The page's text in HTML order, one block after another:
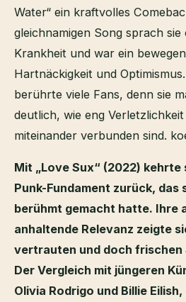
Water“ ein kraftvolles
gleichnamigen Song sprach
Krankheit und war ein
Hartnäckigkeit und
berührte viele Fans, denn sie
deutlich, wie eng
miteinander verbunden sind.
Mit „Love Sux“ (2022) kehrte
Punk-Fundament zurück, das
berühmt gemacht hatte. Ihre
anhaltende Relevanz zeigte
vertrauten und doch frischen
Der Vergleich mit jüngeren
Olivia Rodrigo und Billie